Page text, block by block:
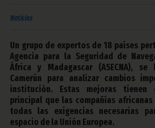
Noticias
Un grupo de expertos de 18 países
Agencia para la Seguridad de
África y Madagascar (ASECNA),
Camerún para analizar cambios
institución. Estas mejoras tienen
principal que las compañías
todas las exigencias necesarias
espacio de la Unión Europea.